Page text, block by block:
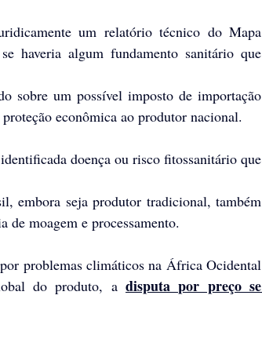
um relatório técnico do Mapa
haveria algum fundamento sanitário que
sobre um possível imposto de importação
econômica ao produtor nacional.
doença ou risco fitossanitário que
embora seja produtor tradicional, também
de moagem e processamento.
problemas climáticos na África Ocidental
do produto, a disputa por preço se